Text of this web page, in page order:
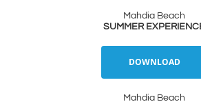
Mahdia Beach
SUMMER
DOWNLOAD
Mahdia Beach